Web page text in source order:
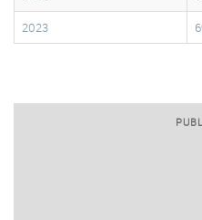
2023